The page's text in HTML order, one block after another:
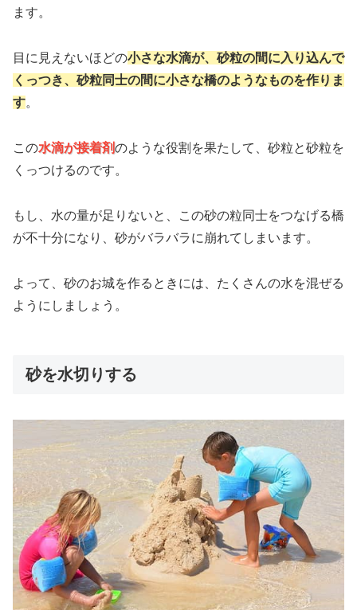
ます。
目に見えないほどの小さな水滴が、砂粒の間に入り込んで
くっつき、砂粒同士の間に小さな橋のようなものを作りま
す。
この水滴が接着剤のような役割を果たして、砂粒と砂粒を
くっつけるのです。
もし、水の量が足りないと、この砂の粒同士をつなげる橋
が不十分になり、砂がバラバラに崩れてしまいます。
よって、砂のお城を作るときには、たくさんの水を混ぜる
ようにしましょう。
砂を水切りする